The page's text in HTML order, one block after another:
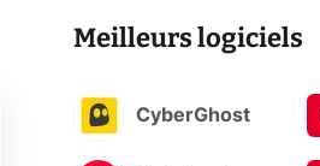
Meilleurs logiciels
CyberGhost